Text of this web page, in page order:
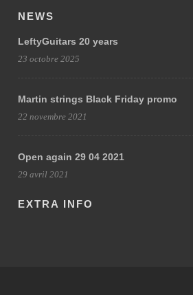
NEWS
LeftyGuitars 20 years
23 octobre 2025
Martin strings Black Friday promo
22 novembre 2021
Open again 29 04 2021
29 avril 2021
EXTRA INFO